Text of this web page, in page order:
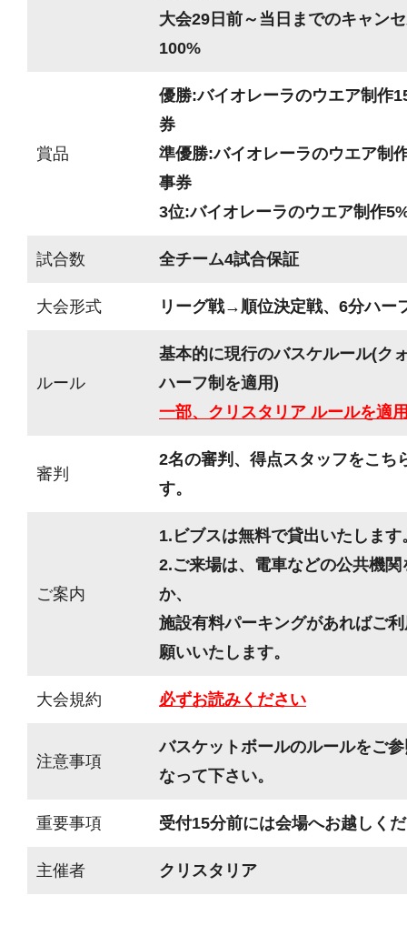
大会29日前～当日までのキャン
100%
賞品
優勝:バイオレーラのウエア制作
券
準優勝:バイオレーラのウエア制
事券
3位:バイオレーラのウエア制作
試合数 全チーム4試合保証
大会形式 リーグ戦→順位決定戦、6分ハー
ルール
基本的に現行のバスケルール(ク
ハーフ制を適用)
一部、クリスタリア ルールを適
審判
2名の審判、得点スタッフをこち
す。
ご案内
1.ビブスは無料で貸出いたします
2.ご来場は、電車などの公共機
か、
施設有料パーキングがあればご
願いいたします。
大会規約 必ずお読みください
注意事項
バスケットボールのルールをご
なって下さい。
重要事項 受付15分前には会場へお越しく
主催者 クリスタリア